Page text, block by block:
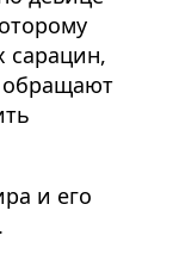
сарацин,
и его